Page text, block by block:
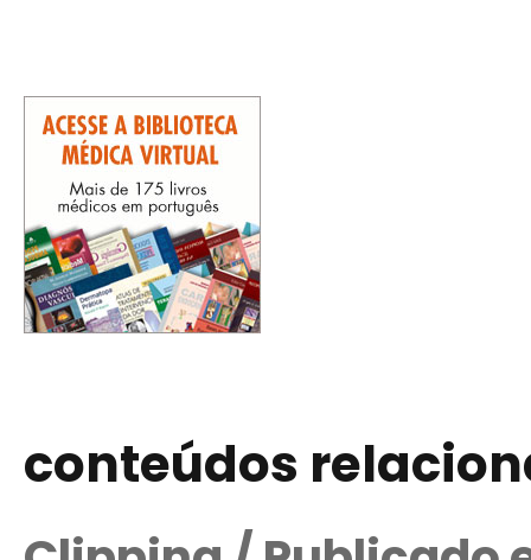
conteúdos